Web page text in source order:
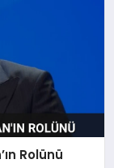
Rolünü